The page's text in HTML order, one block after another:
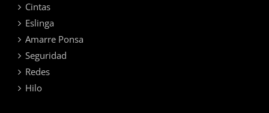
Cintas
Eslinga
Amarre Ponsa
Seguridad
Redes
Hilo